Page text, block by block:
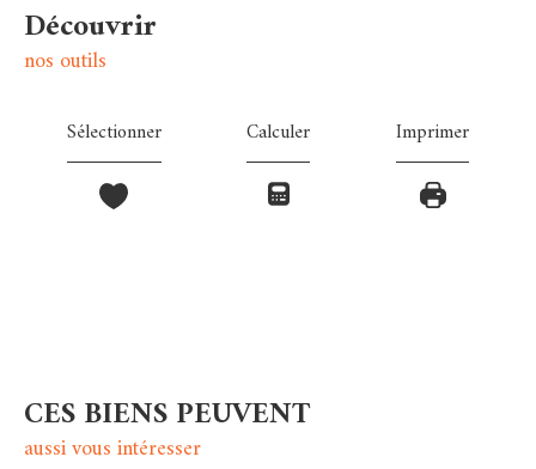
découvrir
nos outils
Sélectionner Calculer Imprimer
CES BIENS PEUVENT
aussi vous intéresser